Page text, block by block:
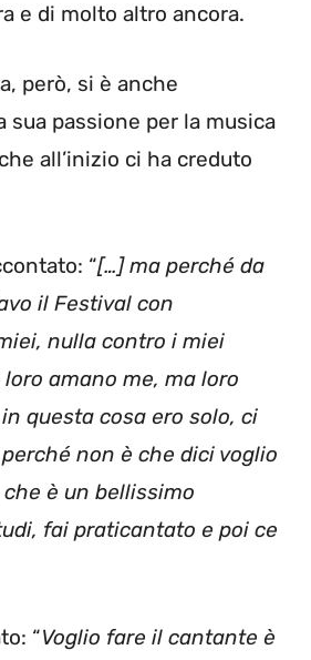
e di molto altro ancora.
però, si è anche
sua passione per la musica
all’inizio ci ha creduto
“[…] ma perché da
il Festival con
nulla contro i miei
amano me, ma loro
questa cosa ero solo, ci
non è che dici voglio
che è un bellissimo
fai praticantato e poi ce
“Voglio fare il cantante è